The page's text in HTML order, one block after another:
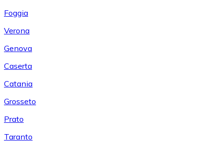
Foggia
Verona
Genova
Caserta
Catania
Grosseto
Prato
Taranto